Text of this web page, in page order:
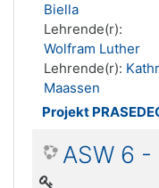
Biella
Lehrende(r):
Wolfram Luther
Lehrende(r):
Maassen
Projekt
ASW 6